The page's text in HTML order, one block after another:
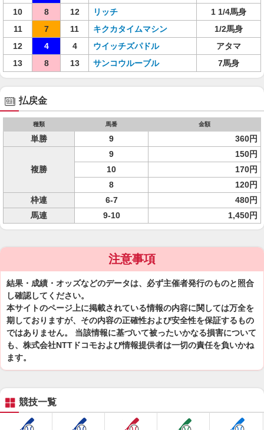
10
8 12 リッチ
1 1/4馬身
11
7 11 キクカタイムマシン
1/2馬身
12
4 4 ウイッチズパドル
アタマ
13
8 13 サンコウルーブル 7馬身
払戻金
種類 馬番 金額
単勝 9 360円
複勝
9
150円
10
170円
8
120円
枠連
6-7
480円
馬連
9-10 1,450円
注意事項
結果・成績・オッズなどのデータは、必ず主催者発行のものと照合
し確認してください。
本サイトのページ上に掲載されている情報の内容に関しては万全を
期しておりますが、その内容の正確性および安全性を保証するもの
ではありません。 当該情報に基づいて被ったいかなる損害について
も、株式会社NTTドコモおよび情報提供者は一切の責任を負いかね
ます。
競技一覧